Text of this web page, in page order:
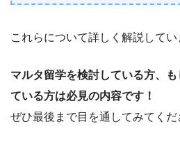
これらについて詳しく解説してい
マルタ留学を検討している方、
ている方は必見の内容です！
ぜひ最後まで目を通してみてくだ